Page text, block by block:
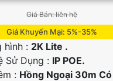
Giá Bán: liên hệ
Giá Khuyến Mại: 5%-35%
hình : 2K Lite .
Dụng : IP POE.
: Hồng Ngoại 30m